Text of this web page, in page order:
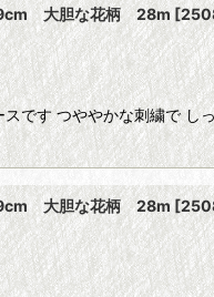
大胆な花柄 28m [
です つややかな刺繍で
大胆な花柄 28m [